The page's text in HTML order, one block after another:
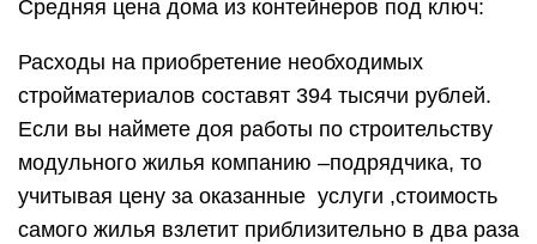
Средняя цена дома из контейнеров под ключ:
Расходы на приобретение необходимых
стройматериалов составят 394 тысячи рублей.
Если вы наймете доя работы по строительству
модульного жилья компанию –подрядчика, то
учитывая цену за оказанные услуги ,стоимость
самого жилья взлетит приблизительно в два раза